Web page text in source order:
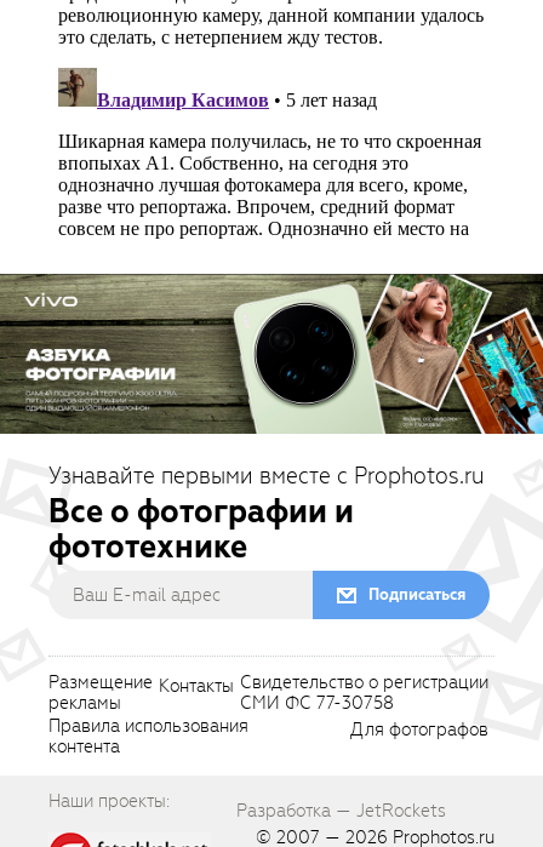
Узнавайте первыми вместе с Prophotos.ru
Все о фотографии и
фототехнике
Подписаться
Размещение
рекламы
Контакты Свидетельство о регистрации
СМИ ФС 77-30758
Правила использования
контента
Для фотографов
Наши проекты:
Разработка — JetRockets
© 2007 — 2026 Prophotos.ru